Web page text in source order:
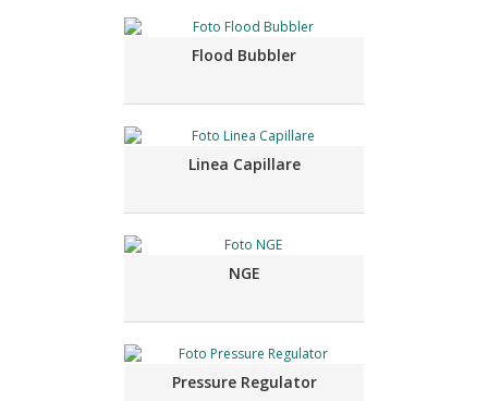
Flood Bubbler
Linea Capillare
NGE
Pressure Regulator